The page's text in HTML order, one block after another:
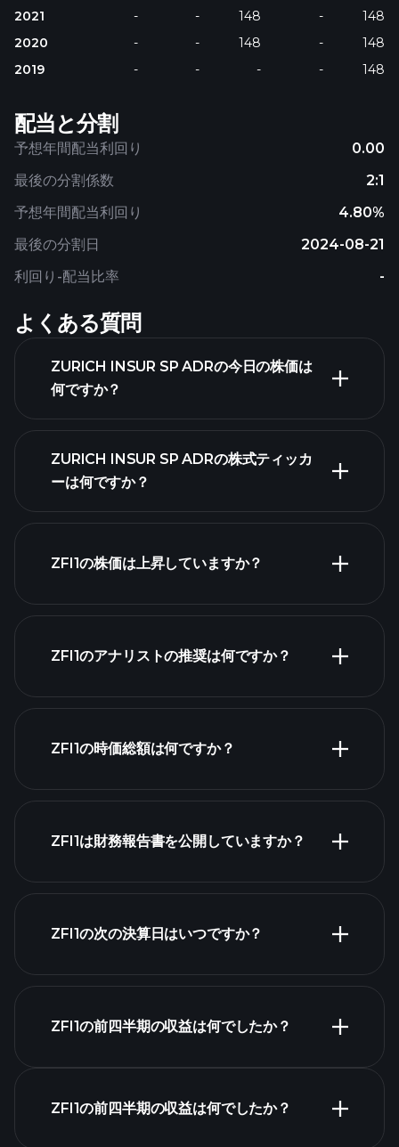
2021
- - 148 -
148
2020
- - 148 -
148
2019
- - - - 148
配当と分割
予想年間配当利回り 0.00
予想年間配当利回り 4.80%
利回り-配当比率 -
最後の分割係数 2:1
最後の分割日 2024-08-21
よくある質問
ZURICH INSUR SP ADRの今日の株価は
何ですか？
詳細チャート
ZURICH INSUR SP ADRの株式ティッカ
ーは何ですか？
ZFI1の株価は上昇していますか？
ZFI1チャート
ZFI1のアナリストの推奨は何ですか？
ZFI1の時価総額は何ですか？
ZFI1は財務報告書を公開していますか？
ZFI1の次の決算日はいつですか？
ZFI1の前四半期の収益は何でしたか？
ZFI1の前四半期の収益は何でしたか？